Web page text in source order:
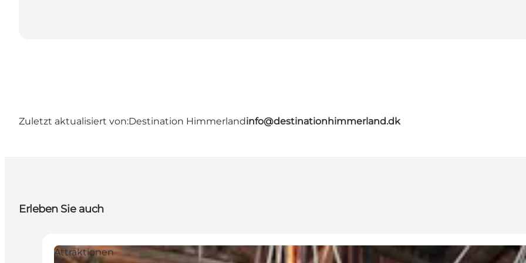
Zuletzt aktualisiert von:Destination Himmerlandinfo@destinationhimmerland.dk
Erleben Sie auch
Attraktionen